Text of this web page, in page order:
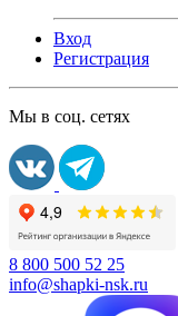
Вход
Регистрация
Мы в соц. сетях
8 800 500 52 25
info@shapki-nsk.ru